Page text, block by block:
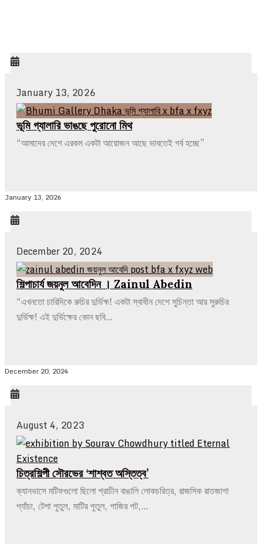
January 13, 2026
ভূমি গ্যালারি ভাঙছে পুরোনো মিথ
“আমাদের দেশে এরকম একটা আয়োজন আছে ভাবতেই গর্ব হচ্ছে”
January 13, 2026
December 20, 2024
শিল্পাচার্য জয়নুল আবেদিন । Zainul Abedin
“এখনতো চারিদিকে রুচির দুর্ভিক্ষ! একটা স্বাধীন দেশে সুচিন্তা আর সুরুচির
দুর্ভিক্ষ! এই দুর্ভিক্ষের কোন ছবি…
December 20, 2024
August 4, 2023
চিত্রশিল্পী সৌরভের ‘শাশ্বত অস্তিত্ব’
ক্যানভাসে মটিফগুলো ছিলো প্রাচীন বাঙালি লোকচরিত্র, রাজসিক রাতজাগা
প্যাঁচা, টেপা পুতুল, মাটির পুতুল, গাজির পট,…